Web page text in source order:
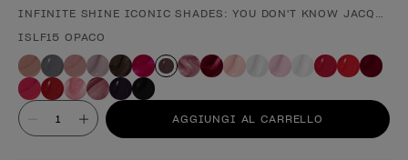
Forma del prodotto
INFINITE SHINE ICONIC SHADES: YOU DON'T KNOW JACQUES!
ISLF15 OPACO
Valore AGGIUNGI AL CARRELLO